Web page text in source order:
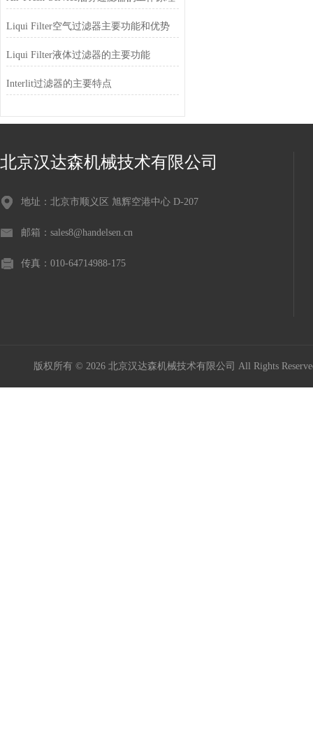
Liqui Filter空气过滤器主要功能和优势
Liqui Filter液体过滤器的主要功能
Interlit过滤器的主要特点
北京汉达森机械技术有限公司
地址：北京市顺义区 旭辉空港中心 D-207
邮箱：sales8@handelsen.cn
传真：010-64714988-175
版权所有 © 2026 北京汉达森机械技术有限公司 All Rights